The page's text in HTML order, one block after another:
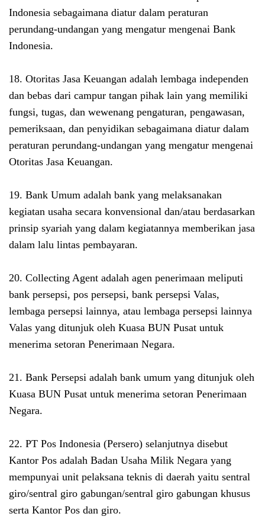
Indonesia sebagaimana diatur dalam peraturan
perundang-undangan yang mengatur mengenai Bank
Indonesia.
18. Otoritas Jasa Keuangan adalah lembaga independen
dan bebas dari campur tangan pihak lain yang memiliki
fungsi, tugas, dan wewenang pengaturan, pengawasan,
pemeriksaan, dan penyidikan sebagaimana diatur dalam
peraturan perundang-undangan yang mengatur mengenai
Otoritas Jasa Keuangan.
19. Bank Umum adalah bank yang melaksanakan
kegiatan usaha secara konvensional dan/atau berdasarkan
prinsip syariah yang dalam kegiatannya memberikan jasa
dalam lalu lintas pembayaran.
20. Collecting Agent adalah agen penerimaan meliputi
bank persepsi, pos persepsi, bank persepsi Valas,
lembaga persepsi lainnya, atau lembaga persepsi lainnya
Valas yang ditunjuk oleh Kuasa BUN Pusat untuk
menerima setoran Penerimaan Negara.
21. Bank Persepsi adalah bank umum yang ditunjuk oleh
Kuasa BUN Pusat untuk menerima setoran Penerimaan
Negara.
22. PT Pos Indonesia (Persero) selanjutnya disebut
Kantor Pos adalah Badan Usaha Milik Negara yang
mempunyai unit pelaksana teknis di daerah yaitu sentral
giro/sentral giro gabungan/sentral giro gabungan khusus
serta Kantor Pos dan giro.